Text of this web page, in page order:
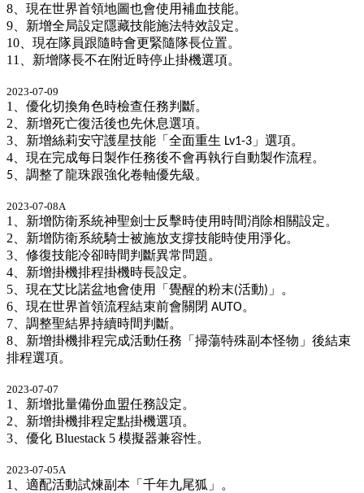
8 、現在世界首領地圖也會使用補血技能。
9 、新增全局設定隱藏技能施法特效設定。
10 、現在隊員跟隨時會更緊隨隊長位置。
11
、新增隊長不在附近時停止掛機選項。
2023-07-09
1
、優化切換角色時檢查任務判斷。
2 、新增死亡復活後也先休息選項。
3 、新增絲莉安守護星技能「全面重生 Lv1-3 」選項。
4 、現在完成每日製作任務後不會再執行自動製作流程。
5 調整了龍珠跟強化卷軸優先級。
2023-07-08A
1
、新增防衛系統神聖劍士反擊時使用時間消除相關設定。
2 、新增防衛系統騎士被施放支撐技能時使用淨化。
3 、修復技能冷卻時間判斷異常問題。
4 、新增掛機排程掛機時長設定。
5 、現在艾比諾盆地會使用「覺醒的粉末(活動) 」。
6 、現在世界首領流程結束前會關閉 AUTO。
7 、調整聖結界持續時間判斷。
8 、新增掛機排程完成活動任務「掃蕩特殊副本怪物」後結束
排程選項。
2023-07-07
1、新增批量備份血盟任務設定。
2、新增掛機排程定點掛機選項。
3、優化 Bluestack 5 模擬器兼容性。
2023-07-05A
1
、適配活動試煉副本「千年九尾狐」。